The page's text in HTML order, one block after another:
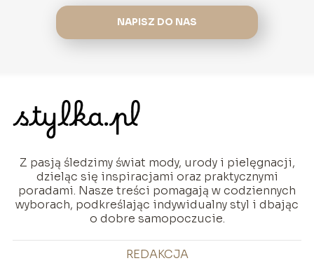
NAPISZ DO NAS
Z pasją śledzimy świat mody, urody i pielęgnacji,
dzieląc się inspiracjami oraz praktycznymi
poradami. Nasze treści pomagają w codziennych
wyborach, podkreślając indywidualny styl i dbając
o dobre samopoczucie.
REDAKCJA